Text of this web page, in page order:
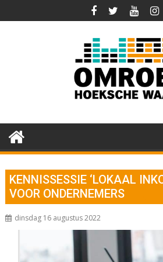
naar
KENNISSESSIE ‘LOKAAL
VOOR ONDERNEMERS
dinsdag 16 augustus 2022